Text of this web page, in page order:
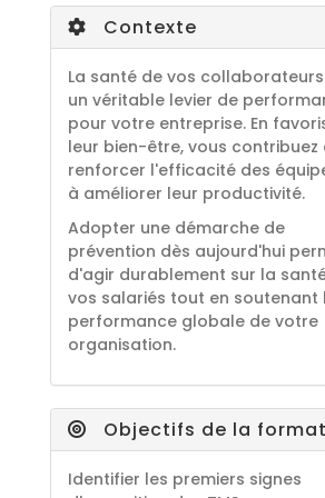
Contexte
La santé de vos
un véritable levier de
pour votre entreprise. En
leur bien-être, vous contribuez
renforcer l'efficacité des
à améliorer leur productivité.
Adopter une démarche de
prévention dès aujourd'hui
d'agir durablement sur la
vos salariés tout en soutenant
performance globale de votre
organisation.
Objectifs de la
Identifier les premiers signes